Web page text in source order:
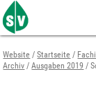
Zum
Seiteninhalt
springen
Zur
Navigation
springen
Zur
Mobilen
Navigation
springen
Website Startseite
Archiv
Ausgaben 2019